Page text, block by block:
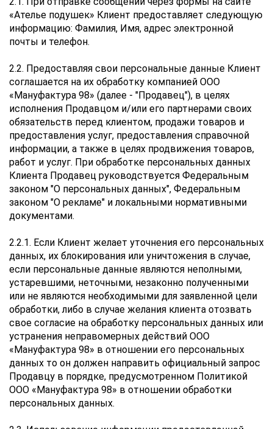
«Ателье подушек» Клиент предоставляет следующую
информацию: Фамилия, Имя, адрес электронной
почты и телефон.
2.2. Предоставляя свои персональные данные Клиент
соглашается на их обработку компанией ООО
«Мануфактура 98» (далее - "Продавец"), в целях
исполнения Продавцом и/или его партнерами своих
обязательств перед клиентом, продажи товаров и
предоставления услуг, предоставления справочной
информации, а также в целях продвижения товаров,
работ и услуг. При обработке персональных данных
Клиента Продавец руководствуется Федеральным
законом "О персональных данных", Федеральным
законом "О рекламе" и локальными нормативными
документами.
2.2.1. Если Клиент желает уточнения его персональных
данных, их блокирования или уничтожения в случае,
если персональные данные являются неполными,
устаревшими, неточными, незаконно полученными
или не являются необходимыми для заявленной цели
обработки, либо в случае желания клиента отозвать
свое согласие на обработку персональных данных или
устранения неправомерных действий ООО
«Мануфактура 98» в отношении его персональных
данных то он должен направить официальный запрос
Продавцу в порядке, предусмотренном Политикой
ООО «Мануфактура 98» в отношении обработки
персональных данных.